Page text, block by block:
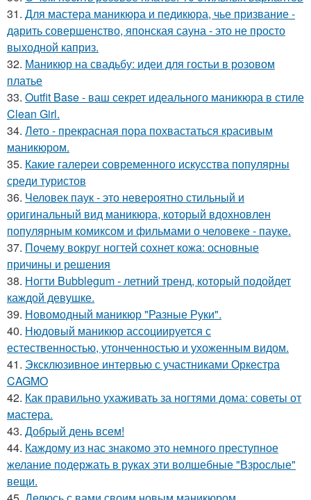
31. Для мастера маникюра и педикюра, чье призвание -
дарить совершенство, японская сауна - это не просто
выходной каприз.
32. Маникюр на свадьбу: идеи для гостьи в розовом
платье
33. Outfit Base - ваш секрет идеального маникюра в стиле
Clean Girl.
34. Лето - прекрасная пора похвастаться красивым
маникюром.
35. Какие галереи современного искусства популярны
среди туристов
36. Человек паук - это невероятно стильный и
оригинальный вид маникюра, который вдохновлен
популярным комиксом и фильмами о человеке - пауке.
37. Почему вокруг ногтей сохнет кожа: основные
причины и решения
38. Ногти Bubblegum - летний тренд, который подойдет
каждой девушке.
39. Новомодный маникюр "Разные Руки".
40. Нюдовый маникюр ассоциируется с
естественностью, утонченностью и ухоженным видом.
41. Эксклюзивное интервью с участниками Оркестра
CAGMO
42. Как правильно ухаживать за ногтями дома: советы от
мастера.
43. Добрый день всем!
44. Каждому из нас знакомо это немного преступное
желание подержать в руках эти волшебные "Взрослые"
вещи.